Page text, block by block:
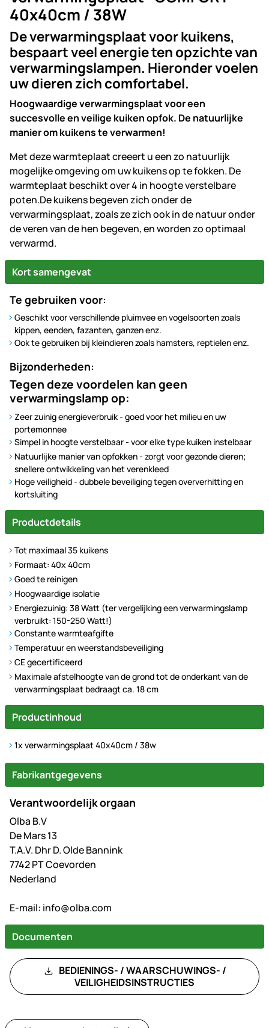
40x40cm / 38W
De verwarmingsplaat voor kuikens,
bespaart veel energie ten opzichte van
verwarmingslampen. Hieronder voelen
uw dieren zich comfortabel.
Hoogwaardige verwarmingsplaat voor een
succesvolle en veilige kuiken opfok. De natuurlijke
manier om kuikens te verwarmen!
Met deze warmteplaat creeert u een zo natuurlijk
mogelijke omgeving om uw kuikens op te fokken. De
warmteplaat beschikt over 4 in hoogte verstelbare
poten.De kuikens begeven zich onder de
verwarmingsplaat, zoals ze zich ook in de natuur onder
de veren van de hen begeven, en worden zo optimaal
verwarmd.
Kort samengevat
Te gebruiken voor:
Geschikt voor verschillende pluimvee en vogelsoorten zoals
kippen, eenden, fazanten, ganzen enz.
Ook te gebruiken bij kleindieren zoals hamsters, reptielen enz.
Bijzonderheden:
Tegen deze voordelen kan geen
verwarmingslamp op:
Zeer zuinig energieverbruik - goed voor het milieu en uw
portemonnee
Simpel in hoogte verstelbaar - voor elke type kuiken instelbaar
Natuurlijke manier van opfokken - zorgt voor gezonde dieren;
snellere ontwikkeling van het verenkleed
Hoge veiligheid - dubbele beveiliging tegen oververhitting en
kortsluiting
Productdetails
Tot maximaal 35 kuikens
Formaat: 40x 40cm
Goed te reinigen
Hoogwaardige isolatie
Energiezuinig: 38 Watt (ter vergelijking een verwarmingslamp
verbruikt: 150-250 Watt!)
Constante warmteafgifte
Temperatuur en weerstandsbeveiliging
CE gecertificeerd
Maximale afstelhoogte van de grond tot de onderkant van de
verwarmingsplaat bedraagt ca. 18 cm
Productinhoud
1x verwarmingsplaat 40x40cm / 38w
Fabrikantgegevens
Verantwoordelijk orgaan
Olba B.V
De Mars 13
T.A.V. Dhr D. Olde Bannink
7742 PT Coevorden
Nederland
E-mail: info@olba.com
Documenten
BEDIENINGS- / WAARSCHUWINGS- /
VEILIGHEIDSINSTRUCTIES